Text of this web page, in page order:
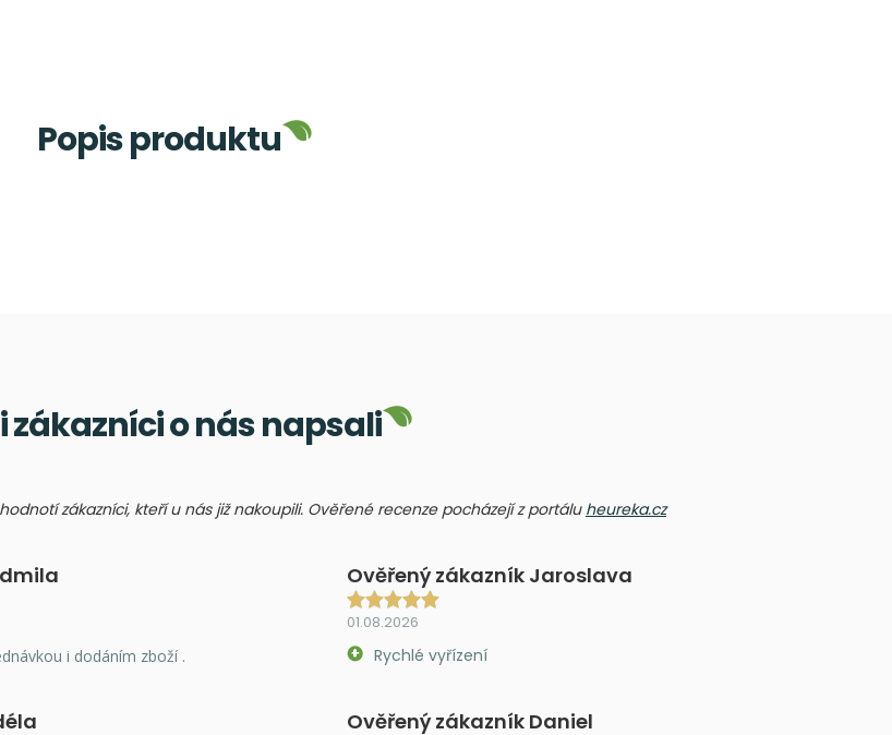
Popis produktu
zákazníci o nás napsali
zákazníci, kteří u nás již nakoupili. Ověřené recenze pocházejí z portálu heureka.cz
i dodáním zboží .
Ověřený zákazník Jaroslava
01.08.2026
Rychlé vyřízení
Ověřený zákazník Daniel